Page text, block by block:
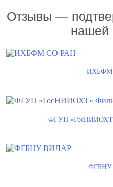
Отзывы —
нашей
ИХБФМ
ФГУП